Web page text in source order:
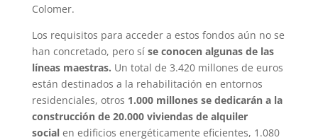
Colomer.
Los requisitos para acceder a estos fondos aún no se
han concretado, pero sí se conocen algunas de las
líneas maestras. Un total de 3.420 millones de euros
están destinados a la rehabilitación en entornos
residenciales, otros 1.000 millones se dedicarán a la
construcción de 20.000 viviendas de alquiler
socialen edificios energéticamente eficientes, 1.080